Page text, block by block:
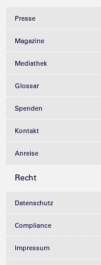
Presse
Magazine
Mediathek
Glossar
Spenden
Kontakt
Anreise
Recht
Datenschutz
Compliance
Impressum